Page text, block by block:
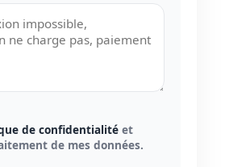
de confidentialité et
de mes données.